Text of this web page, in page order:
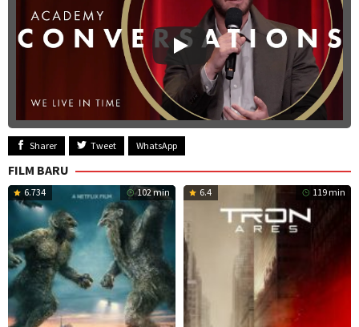
Sharer Tweet WhatsApp
FILM BARU
6.734 102 min 6.4 119 min